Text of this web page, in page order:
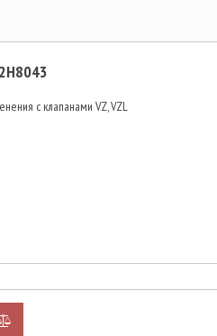
с клапанами VZ, VZL